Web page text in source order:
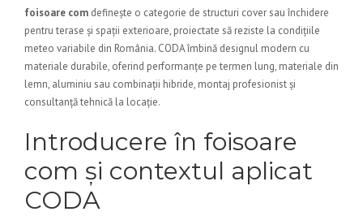
foisoare com definește o categorie de structuri cover sau închidere
pentru terase și spații exterioare, proiectate să reziste la condițiile
meteo variabile din România. CODA îmbină designul modern cu
materiale durabile, oferind performanțe pe termen lung, materiale din
lemn, aluminiu sau combinații hibride, montaj profesionist și
consultanță tehnică la locație.
Introducere în foisoare
com și contextul aplicat
CODA